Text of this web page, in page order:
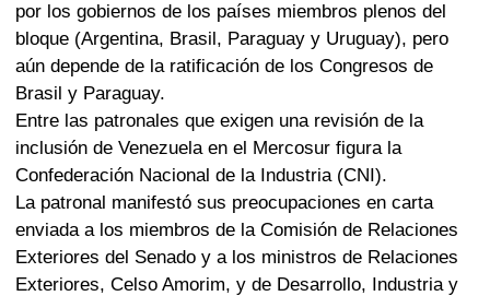
por los gobiernos de los países miembros plenos del
bloque (Argentina, Brasil, Paraguay y Uruguay), pero
aún depende de la ratificación de los Congresos de
Brasil y Paraguay.
Entre las patronales que exigen una revisión de la
inclusión de Venezuela en el Mercosur figura la
Confederación Nacional de la Industria (CNI).
La patronal manifestó sus preocupaciones en carta
enviada a los miembros de la Comisión de Relaciones
Exteriores del Senado y a los ministros de Relaciones
Exteriores, Celso Amorim, y de Desarrollo, Industria y